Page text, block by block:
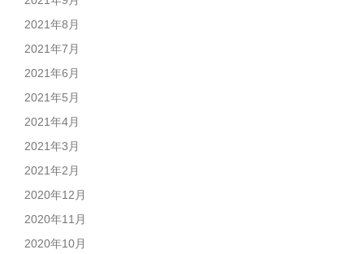
2021年8月
2021年7月
2021年6月
2021年5月
2021年4月
2021年3月
2021年2月
2020年12月
2020年11月
2020年10月